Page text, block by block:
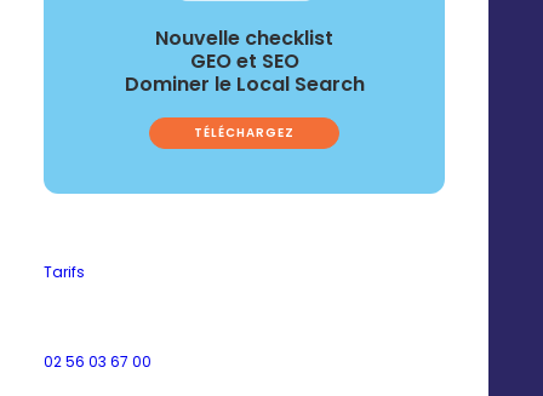
Nouvelle checklist
GEO et SEO
Dominer le Local Search
TÉLÉCHARGEZ
Tarifs
02 56 03 67 00
[ WEBINAR]
De l’e-reputation à l’IA-
reputation : contrôlez ce
que les IA disent de vous